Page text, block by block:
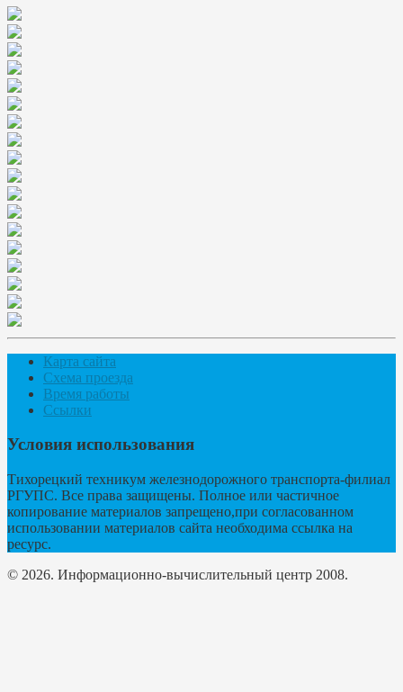
Карта сайта
Схема проезда
Время работы
Ссылки
Условия использования
Тихорецкий техникум железнодорожного транспорта-филиал
РГУПС. Все права защищены. Полное или частичное
копирование материалов запрещено,при согласованном
использовании материалов сайта необходима ссылка на
ресурс.
© 2026. Информационно-вычислительный центр 2008.